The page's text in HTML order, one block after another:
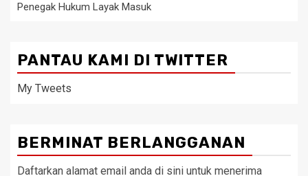
Penegak Hukum Layak Masuk
PANTAU KAMI DI TWITTER
My Tweets
BERMINAT BERLANGGANAN
Daftarkan alamat email anda di sini untuk menerima